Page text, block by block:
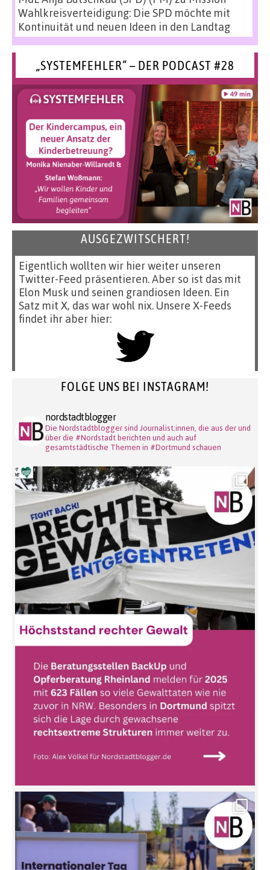
Wahlkreisverteidigung: Die SPD möchte mit
Kontinuität und neuen Ideen in den Landtag
„SYSTEMFEHLER“ – DER PODCAST #28
AUSGEZWITSCHERT!
Eigentlich wollten wir hier weiter unseren
Twitter-Feed präsentieren. Aber so ist das mit
Elon Musk und seinen grandiosen Ideen. Ein
Satz mit X, das war wohl nix. Unsere X-Feeds
findet ihr aber hier:
FOLGE UNS BEI INSTAGRAM!
nordstadtblogger
Die Nordstadtblogger sind Journalist:innen, die aus der und
über die #Nordstadt berichten und auch auf
gesamtstädtische Themen in #Dortmund schauen